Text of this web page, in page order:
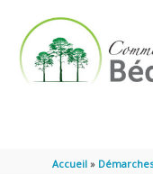
Accueil